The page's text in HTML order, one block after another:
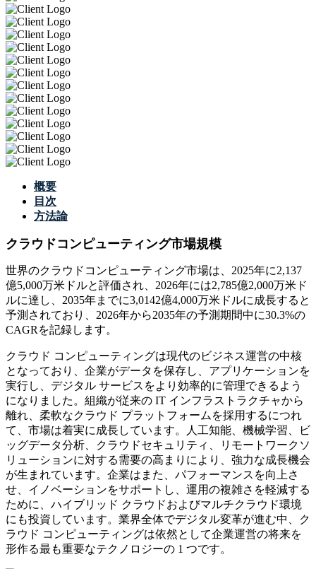
概要
目次
方法論
クラウドコンピューティング市場規模
世界のクラウドコンピューティング市場は、2025年に2,137
億5,000万米ドルと評価され、2026年には2,785億2,000万米ド
ルに達し、2035年までに3,0142億4,000万米ドルに成長すると
予測されており、2026年から2035年の予測期間中に30.3%の
CAGRを記録します。
クラウド コンピューティングは現代のビジネス運営の中核
となっており、企業がデータを保存し、アプリケーションを
実行し、デジタル サービスをより効率的に管理できるよう
になりました。組織が従来の IT インフラストラクチャから
離れ、柔軟なクラウド プラットフォームを採用するにつれ
て、市場は着実に成長しています。人工知能、機械学習、ビ
ッグデータ分析、クラウドセキュリティ、リモートワークソ
リューションに対する需要の高まりにより、強力な成長機会
が生まれています。企業はまた、パフォーマンスを向上さ
せ、イノベーションをサポートし、運用の複雑さを軽減する
ために、ハイブリッド クラウドおよびマルチクラウド環境
にも投資しています。業界全体でデジタル変革が進む中、ク
ラウド コンピューティングは依然として企業運営の将来を
形作る最も重要なテクノロジーの 1 つです。